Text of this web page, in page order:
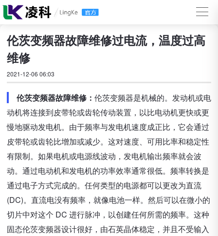
伦茨变频器故障维修过电流，温度过高
维修
2021-12-06 06:03
伦茨变频器故障维修： 伦茨变频器是机械的。发动机或电
动机将连接到皮带轮或齿轮传动装置，以比电动机更快或更
慢地驱动发电机。由于频率与发电机速度成正比，它会通过
皮带轮或齿轮比增加或减少。这对速度、可用比率和稳定性
有限制。如果电机或电源线波动，发电机输出频率就会波
动。通过电动机和发电机的功率效率通常很低。频率转换是
通过电子方式完成的。任何类型的电源都可以更改为直流
(DC)。直流电没有频率，就像电池一样。然后可以在微小的
切片中对这个 DC 进行脉冲，以创建任何所需的频率。这种
固态伦茨变频器设计很好，由石英晶体稳定，并且不受输入